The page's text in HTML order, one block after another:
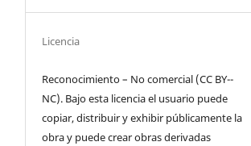
Licencia
Reconocimiento – No comercial (CC BY-­
NC). Bajo esta licencia el usuario puede
copiar, distribuir y exhibir públicamente la
obra y puede crear obras derivadas